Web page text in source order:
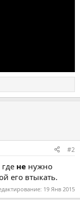
#2
не нужно
его втыкать.
19 Янв 2015